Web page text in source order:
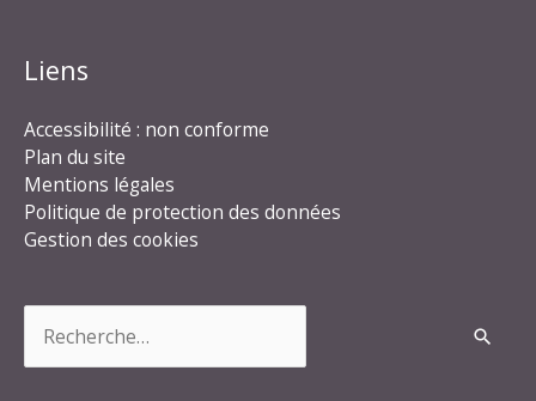
Liens
Accessibilité : non conforme
Plan du site
Mentions légales
Politique de protection des données
Gestion des cookies